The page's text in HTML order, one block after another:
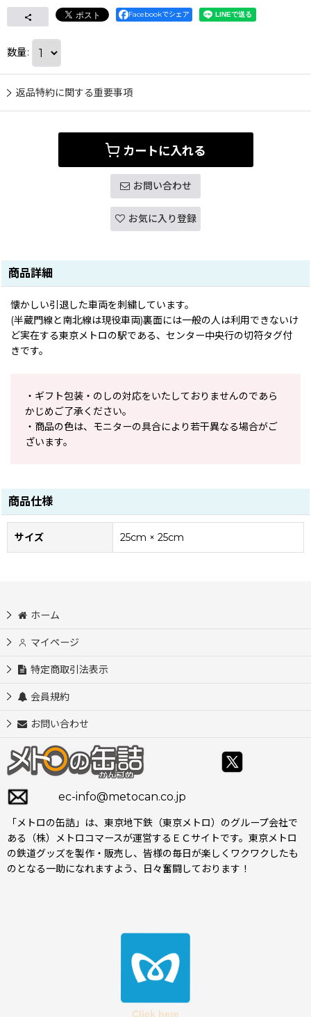
Facebookでシェア
数量:
返品特約に関する重要事項
カートに入れる
お問い合わせ
お気に入り登録
商品詳細
懐かしい引退した車両を刺繍しています。
(半蔵門線と南北線は現役車両)裏面には一般の人は利用できないけ
ど実在する東京メトロの駅である、センター中央行の切符タグ付
きです。
・ギフト包装・のしの対応をいたしておりませんのであら
かじめご了承ください。
・商品の色は、モニターの具合により若干異なる場合がご
ざいます。
商品仕様
サイズ 25cm × 25cm
ホーム
マイページ
特定商取引法表示
会員規約
お問い合わせ
ec-info@metocan.co.jp
「メトロの缶詰」は、東京地下鉄（東京メトロ）のグループ会社で
ある（株）メトロコマースが運営するＥＣサイトです。東京メトロ
の鉄道グッズを製作・販売し、皆様の毎日が楽しくワクワクしたも
のとなる一助になれますよう、日々奮闘しております！
Click here